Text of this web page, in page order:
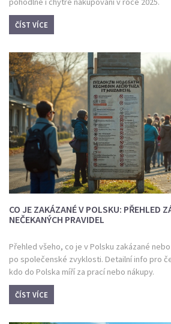
ČÍST VÍCE
CO JE ZAKÁZANÉ V POLSKU: PŘEHLED
NEČEKANÝCH PRAVIDEL
Přehled všeho, co je v Polsku zakázané
po společenské zvyklosti. Detailní info pro
kdo do Polska míří za prací nebo nákupy.
ČÍST VÍCE